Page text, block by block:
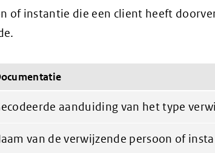
of instantie die een client heeft
aanduiding van het type
van de verwijzende persoon of